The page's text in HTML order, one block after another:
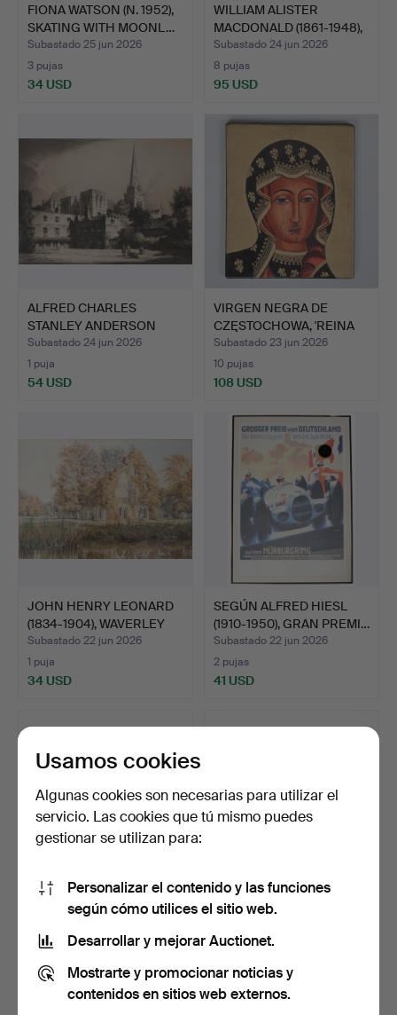
FIONA WATSON (N. 1952),
SKATING WITH MOONL…
Subastado 25 jun 2026
3 pujas
34 USD
WILLIAM ALISTER
MACDONALD (1861-1948),
"CO…
Subastado 24 jun 2026
8 pujas
95 USD
ALFRED CHARLES
STANLEY ANDERSON
(1884-1966…
Subastado 24 jun 2026
1 puja
54 USD
VIRGEN NEGRA DE
CZĘSTOCHOWA, 'REINA
DE POL…
Subastado 23 jun 2026
10 pujas
108 USD
JOHN HENRY LEONARD
(1834-1904), WAVERLEY
A…
Subastado 22 jun 2026
1 puja
34 USD
SEGÚN ALFRED HIESL
(1910-1950), GRAN PREMI…
Subastado 22 jun 2026
2 pujas
41 USD
FRANZ BERGMAN
(1861-1936) - MODELO
AUSTRIA…
Subastado 22 jun 2026
106 USD
COLECCIÓN DE FIGURAS
TEMÁTIC…
Subastado 18 jun 2026
34 USD
Usamos cookies
Algunas cookies son necesarias para utilizar el
servicio. Las cookies que tú mismo puedes
gestionar se utilizan para:
Personalizar el contenido y las funciones
según cómo utilices el sitio web.
Desarrollar y mejorar Auctionet.
Mostrarte y promocionar noticias y
contenidos en sitios web externos.